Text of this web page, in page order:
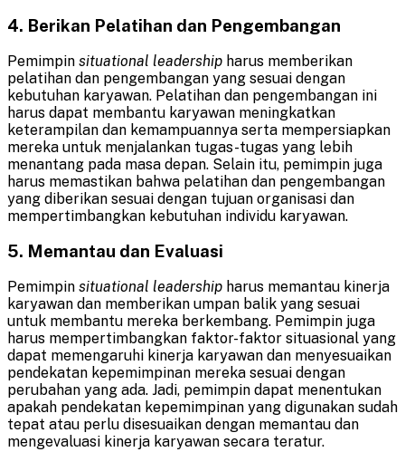
4. Berikan Pelatihan dan Pengembangan
Pemimpin situational leadership harus memberikan
pelatihan dan pengembangan yang sesuai dengan
kebutuhan karyawan. Pelatihan dan pengembangan ini
harus dapat membantu karyawan meningkatkan
keterampilan dan kemampuannya serta mempersiapkan
mereka untuk menjalankan tugas-tugas yang lebih
menantang pada masa depan. Selain itu, pemimpin juga
harus memastikan bahwa pelatihan dan pengembangan
yang diberikan sesuai dengan tujuan organisasi dan
mempertimbangkan kebutuhan individu karyawan.
5. Memantau dan Evaluasi
Pemimpin situational leadership harus memantau kinerja
karyawan dan memberikan umpan balik yang sesuai
untuk membantu mereka berkembang. Pemimpin juga
harus mempertimbangkan faktor-faktor situasional yang
dapat memengaruhi kinerja karyawan dan menyesuaikan
pendekatan kepemimpinan mereka sesuai dengan
perubahan yang ada. Jadi, pemimpin dapat menentukan
apakah pendekatan kepemimpinan yang digunakan sudah
tepat atau perlu disesuaikan dengan memantau dan
mengevaluasi kinerja karyawan secara teratur.